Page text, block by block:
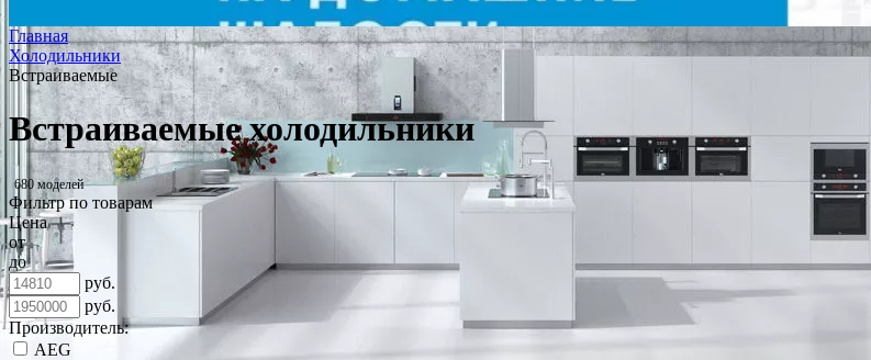
Главная
Холодильники
Встраиваемые
Встраиваемые холодильники
680 моделей
Фильтр по товарам
Цена
от
до
руб.
руб.
Производитель:
AEG